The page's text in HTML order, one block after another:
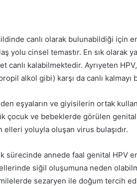
canlı olarak bulunabildiği için
yolu cinsel temastır. En sık olarak
canlı kalabilmektedir. Ayrıyeten
alkol gibi) karşı da canlı kalmayı
eşyaların ve giyisilerin ortak
çocuk ve bebeklerde görülen
yoluyla oluşan virus bulaşıdır.
sürecinde annede faal genital HPV
siğil oluşumuna neden
sezaryen ile doğum tercih